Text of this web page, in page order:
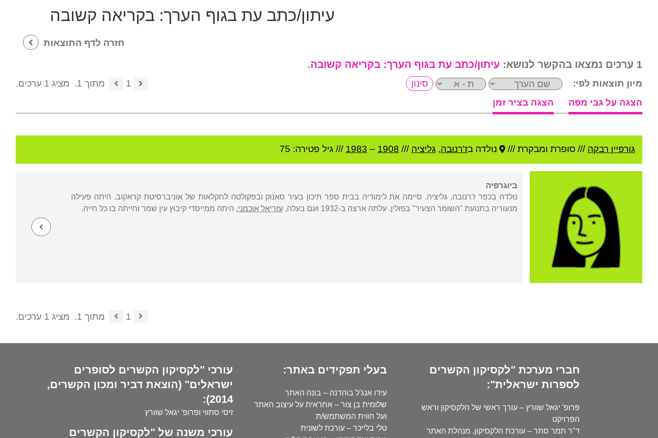
עיתון/כתב עת בגוף הערך: בקריאה קשובה
חזרה לדף התוצאות
1 ערכים נמצאו בהקשר לנושא: עיתון/כתב עת בגוף הערך: בקריאה קשובה.
מיון תוצאות לפי: 1 מתוך 1.
מציג 1 ערכים.
הצגה על גבי מפה
הצגה בציר זמן
גורפיין רבקה /// סופרת ומבקרת /// נולדה בז'רנובה, גליציה ///
1908
–
1983 /// גיל פטירה: 75
ביוגרפיה
נולדה בכפר ז'רנובה, גליציה. סיימה את לימודיה בבית ספר תיכון בעיר סאנוק ובפקולטה לחקלאות של אוניברסיטת קראקוב. היתה פעילה
מנעוריה בתנועת "השומר הצעיר" בפולין. עלתה ארצה ב-1932 ועם בעלה,
עזריאל אוכמני, היתה ממייסדי קיבוץ עין שמר וחייתה בו כל חייה.
1 מתוך 1. מציג 1 ערכים.
חברי מערכת "לקסיקון הקשרים
לספרות ישראלית":
פרופ' יגאל שוורץ – עורך ראשי של הלקסיקון וראש
הפרויקט
ד"ר תמר סתר – עורכת הלקסיקון, מנהלת האתר
בעלי תפקידים באתר:
עידו אנג'ל בוהדנה – בונה האתר
שלומית בן צור – אחראית על עיצוב האתר
ועל חווית המשתמש/ת
טלי בלייכר – עורכת לשונית
עורכי "לקסיקון הקשרים לסופרים
ישראלים" (הוצאת דביר ומכון הקשרים,
2014):
זיסי סתווי ופרופ' יגאל שוורץ
עורכי משנה של "לקסיקון הקשרים